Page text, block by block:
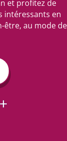
et profitez de
intéressants en
être, au mode de